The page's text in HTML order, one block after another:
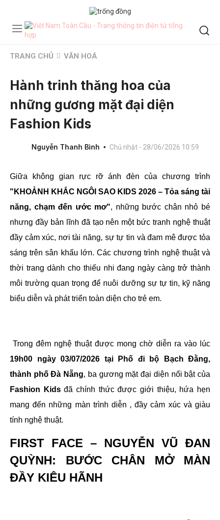
TRANG CHỦ VĂN HOÁ
Hành trinh thăng hoa của
những gương mặt đại diện
Fashion Kids
Nguyễn Thanh Bình Chủ nhật - 28/06/2026 10:59
Giữa không gian rực rỡ ánh đèn của chương trình
"KHOẢNH KHẮC NGÔI SAO KIDS 2026 – Tỏa sáng tài
năng, chạm đến ước mơ", những bước chân nhỏ bé
nhưng đầy bản lĩnh đã tạo nên một bức tranh nghệ thuật
đầy cảm xúc, nơi tài năng, sự tự tin và đam mê được tỏa
sáng trên sân khấu lớn. Các chương trình nghệ thuật và
thời trang dành cho thiếu nhi đang ngày càng trở thành
môi trường quan trọng để nuôi dưỡng sự tự tin, kỹ năng
biểu diễn và phát triển toàn diện cho trẻ em.
Trong đêm nghệ thuật được mong chờ diễn ra vào lúc
19h00 ngày 03/07/2026 tại Phố đi bộ Bạch Đằng,
thành phố Đà Nẵng, ba gương mặt đại diện nổi bật của
Fashion Kidsđã chính thức được giới thiệu, hứa hẹn
mang đến những màn trình diễn , đầy cảm xúc và giàu
tính nghệ thuật.
FIRST FACE – NGUYỄN VŨ ĐAN
QUỲNH: BƯỚC CHÂN MỞ MÀN
ĐẦY KIÊU HÃNH